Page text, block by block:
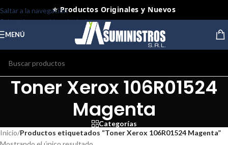
Saltar a la navegación
Saltar al contenido principal
⭐ Productos Originales y Nuevos
MENÚ
Toner Xerox 106R01524
Magenta
Categorías
Inicio/Productos etiquetados “Toner Xerox 106R01524 Magenta”